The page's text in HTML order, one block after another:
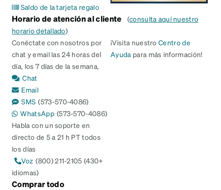
Saldo de la tarjeta regalo
Horario de atención al cliente (consulta aquí nuestro
horario detallado)
Conéctate con nosotros por
chat y email las 24 horas del
día, los 7 días de la semana,
Chat
Email
SMS (573-570-4086)
WhatsApp (573-570-4086)
Habla con un soporte en
directo de 5 a 21 h PT todos
los días
Voz (800) 211-2105 (430+
idiomas)
¡Visita nuestroCentro de
Ayuda para más información!
Comprar todo